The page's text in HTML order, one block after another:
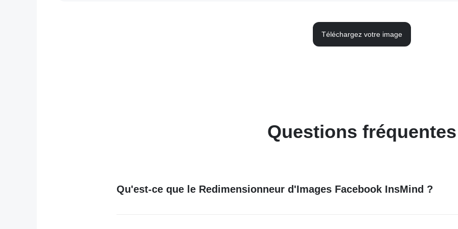
Téléchargez votre image
Questions fréquentes
Qu'est-ce que le Redimensionneur d'Images Facebook InsMind ?